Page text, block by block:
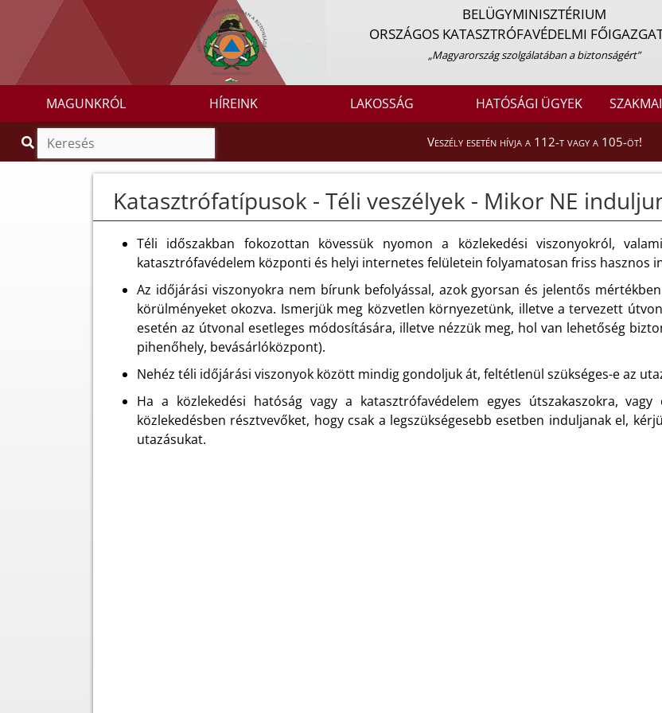
BELÜGYMINISZTÉRIUM
ORSZÁGOS KATASZTRÓFAVÉDELMI
„Magyarország szolgálatában a biztonságért”
MAGUNKRÓL HÍREINK LAKOSSÁG HATÓSÁGI ÜGYEK
Veszély esetén hívja a 112-t vagy a 105-öt!
Katasztrófatípusok - Téli veszélyek - Mikor NE
Téli időszakban fokozottan kövessük nyomon a közlekedési viszonyokról,
katasztrófavédelem központi és helyi internetes felületein folyamatosan friss hasznos
Az időjárási viszonyokra nem bírunk befolyással, azok gyorsan és jelentős
körülményeket okozva. Ismerjük meg közvetlen környezetünk, illetve a tervezett
esetén az útvonal esetleges módosítására, illetve nézzük meg, hol van lehetőség
pihenőhely, bevásárlóközpont).
Nehéz téli időjárási viszonyok között mindig gondoljuk át, feltétlenül szükséges-e az
Ha a közlekedési hatóság vagy a katasztrófavédelem egyes útszakaszokra,
közlekedésben résztvevőket, hogy csak a legszükségesebb esetben induljanak el,
utazásukat.